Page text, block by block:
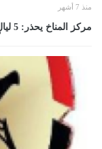
منذ 7 أشهر
مركز المناخ يحذر: 5 ليالٍ شديدة البرودة حتى الأربعاء المقبل